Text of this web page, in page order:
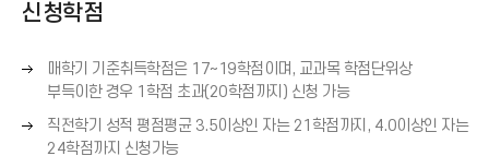
신청학점
오
른
쪽
화
매학기 기준취득학점은 17~19학점이며, 교과목 학점단위상
부득이한 경우 1학점 초과(20학점까지) 신청 가능
오
른
직전학기 성적 평점평균 3.5이상인 자는 21학점까지, 4.0이상인 자는
24학점까지 신청가능